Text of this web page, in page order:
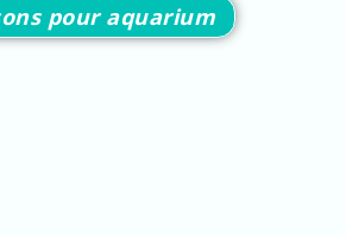
pour aquarium